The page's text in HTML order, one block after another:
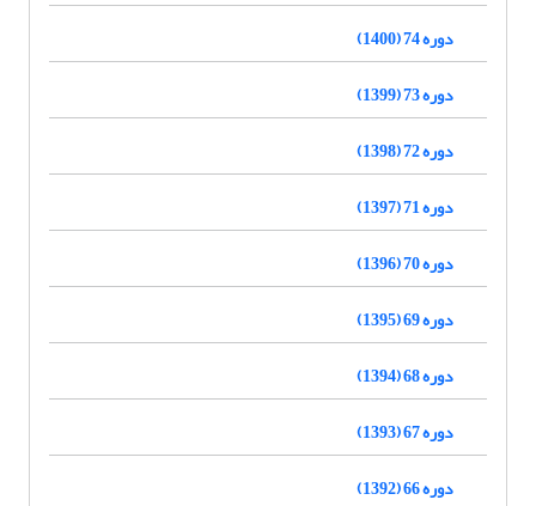
دوره 74 (1400)
دوره 73 (1399)
دوره 72 (1398)
دوره 71 (1397)
دوره 70 (1396)
دوره 69 (1395)
دوره 68 (1394)
دوره 67 (1393)
دوره 66 (1392)